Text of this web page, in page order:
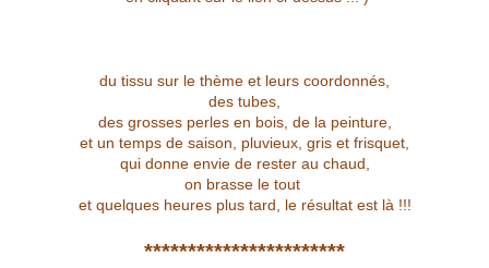
du tissu sur le thème et leurs coordonnés,
des tubes,
des grosses perles en bois, de la peinture,
et un temps de saison, pluvieux, gris et frisquet,
qui donne envie de rester au chaud,
on brasse le tout
et quelques heures plus tard, le résultat est là !!!
***********************